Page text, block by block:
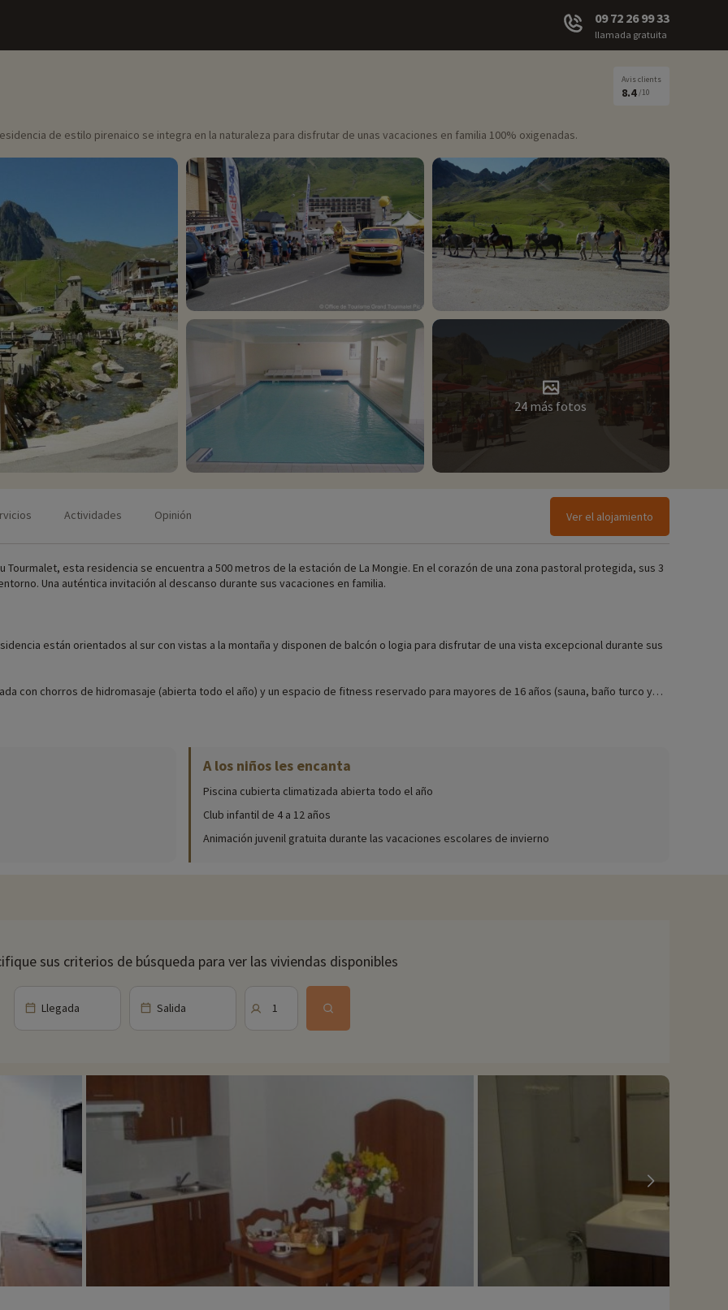
09 72 26 99 33
llamada gratuita
Avis clients
8.4 /10
de estilo pirenaico se integra en la naturaleza para disfrutar de unas vacaciones en familia 100% oxigenadas.
24 más fotos
Actividades Opinión Ver el alojamiento
Tourmalet, esta residencia se encuentra a 500 metros de la estación de La Mongie. En el corazón de una zona pastoral protegida, sus 3
Una auténtica invitación al descanso durante sus vacaciones en familia.
están orientados al sur con vistas a la montaña y disponen de balcón o logia para disfrutar de una vista excepcional durante sus
con chorros de hidromasaje (abierta todo el año) y un espacio de fitness reservado para mayores de 16 años (sauna, baño turco y
in situ (fecha de apertura, edad del club, contenido del paquete para bebés, etc.),
y jóvenes, gratuitas, en función del número de personas inscritas en el lugar. Además, la residencia del Tourmalet ofrece tarifas
excursiones, para balneoterapia en Barèges y Bagnères y para bicicleta de montaña.
familiares. La residencia se encuentra en la legendaria carretera del Col du Tourmalet, ideal para ver pasar el Tour de Francia el 9 de
cerca de la residencia, ¡ideal para los niños!
así como actividades como la escalada en vía ferrata y la tirolina.
cerca de nuestros alojamientos: zoo, acuario, etc. Si ya hemos negociado actividades, se pueden reservar con descuento
A los niños les encanta
Piscina cubierta climatizada abierta todo el año
Club infantil de 4 a 12 años
Animación juvenil gratuita durante las vacaciones escolares de invierno
sus criterios de búsqueda para ver las viviendas disponibles
Llegada Salida 1